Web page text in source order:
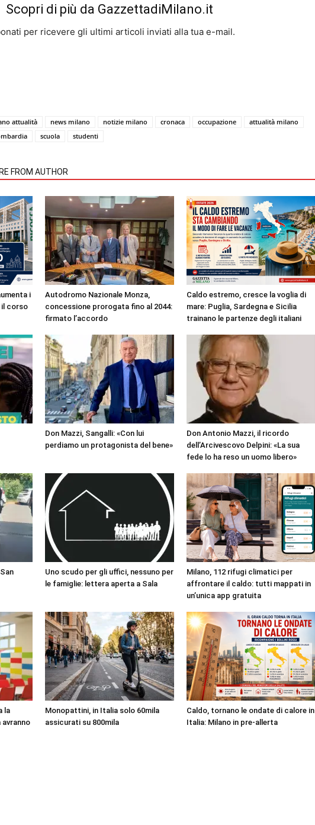
Scopri di più da GazzettadiMilano.it
per ricevere gli ultimi articoli inviati alla tua e-mail.
attualità news milano notizie milano cronaca occupazione
attualità milano
scuola studenti
FROM AUTHOR
i
il corso
Autodromo Nazionale Monza,
concessione prorogata fino al 2044:
firmato l’accordo
Caldo estremo, cresce la voglia di
mare: Puglia, Sardegna e Sicilia
trainano le partenze degli italiani
Don Mazzi, Sangalli: «Con lui
perdiamo un protagonista del bene»
Don Antonio Mazzi, il ricordo
dell’Arcivescovo Delpini: «La sua
fede lo ha reso un uomo libero»
Uno scudo per gli uffici, nessuno per
le famiglie: lettera aperta a Sala
Milano, 112 rifugi climatici per
affrontare il caldo: tutti mappati in
un’unica app gratuita
la
avranno
Monopattini, in Italia solo 60mila
assicurati su 800mila
Caldo, tornano le ondate di calore in
Italia: Milano in pre-allerta